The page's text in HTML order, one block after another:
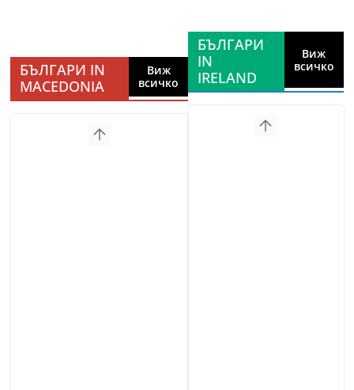
БЪЛГАРИ IN
MACEDONIA
Виж
всичко
БЪЛГАРИ
IN
IRELAND
Виж
всичко